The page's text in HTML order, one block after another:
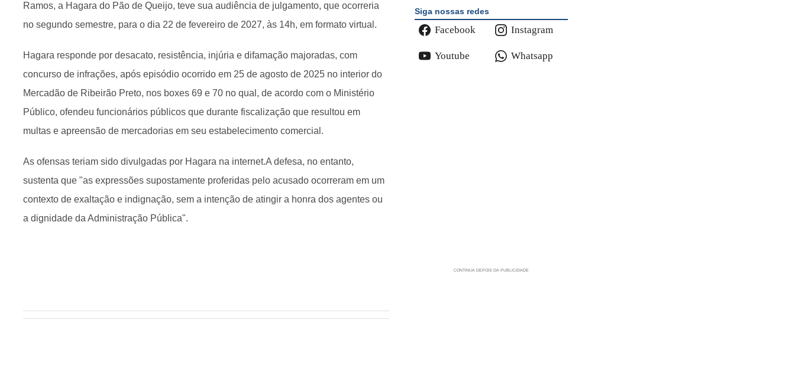
Ramos, a Hagara do Pão de Queijo, teve sua audiência de julgamento, que ocorreria
no segundo semestre, para o dia 22 de fevereiro de 2027, às 14h, em formato virtual.
Hagara responde por desacato, resistência, injúria e difamação majoradas, com
concurso de infrações, após episódio ocorrido em 25 de agosto de 2025 no interior do
Mercadão de Ribeirão Preto, nos boxes 69 e 70 no qual, de acordo com o Ministério
Público, ofendeu funcionários públicos que durante fiscalização que resultou em
multas e apreensão de mercadorias em seu estabelecimento comercial.
As ofensas teriam sido divulgadas por Hagara na internet.A defesa, no entanto,
sustenta que "as expressões supostamente proferidas pelo acusado ocorreram em um
contexto de exaltação e indignação, sem a intenção de atingir a honra dos agentes ou
a dignidade da Administração Pública".
Siga nossas redes
Facebook Instagram
Youtube Whatsapp